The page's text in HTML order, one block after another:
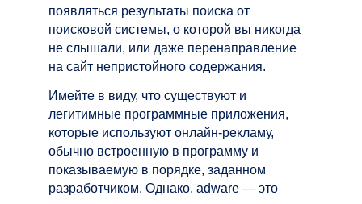
появляться результаты поиска от
поисковой системы, о которой вы никогда
не слышали, или даже перенаправление
на сайт непристойного содержания.
Имейте в виду, что существуют и
легитимные программные приложения,
которые используют онлайн-рекламу,
обычно встроенную в программу и
показываемую в порядке, заданном
разработчиком. Однако, adware — это